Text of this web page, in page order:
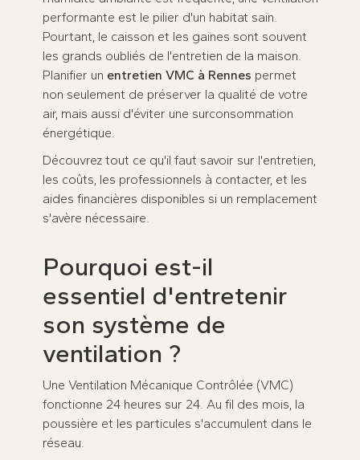
performante est le pilier d'un habitat sain.
Pourtant, le caisson et les gaines sont souvent
les grands oubliés de l'entretien de la maison.
Planifier un entretien VMC à Rennes permet
non seulement de préserver la qualité de votre
air, mais aussi d'éviter une surconsommation
énergétique.
Découvrez tout ce qu'il faut savoir sur l'entretien,
les coûts, les professionnels à contacter, et les
aides financières disponibles si un remplacement
s'avère nécessaire.
Pourquoi est-il
essentiel d'entretenir
son système de
ventilation ?
Une Ventilation Mécanique Contrôlée (VMC)
fonctionne 24 heures sur 24. Au fil des mois, la
poussière et les particules s'accumulent dans le
réseau.